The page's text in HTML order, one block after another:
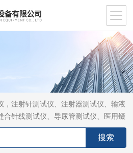
，注射针测试仪、注射器测试仪、输液
合针线测试仪、导尿管测试仪、医用镊
、针灸针测试仪、留置针测试仪